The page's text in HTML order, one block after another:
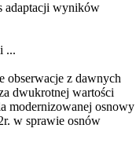
adaptacji wyników
...
obserwacje z dawnych
dwukrotnej wartości
modernizowanej osnowy
w sprawie osnów